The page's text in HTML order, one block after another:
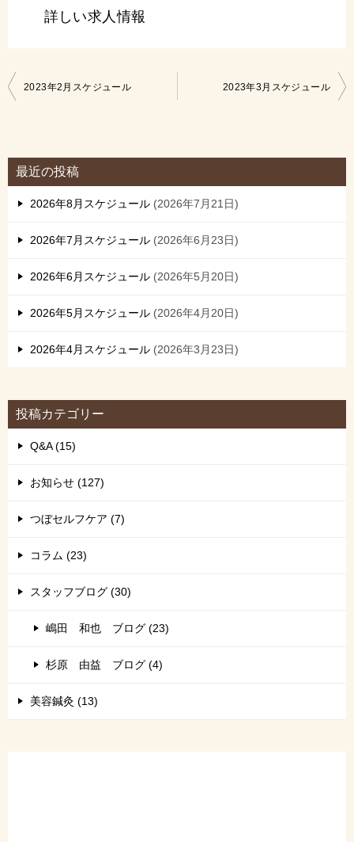
詳しい求人情報
投
ビ
ゲ
ー
シ
2023年2月スケジュール 2023年3月スケジュール
最近の投稿
2026年8月スケジュール 2026年7月21日
2026年7月スケジュール 2026年6月23日
2026年6月スケジュール 2026年5月20日
2026年5月スケジュール 2026年4月20日
2026年4月スケジュール 2026年3月23日
投稿カテゴリー
Q&A (15)
お知らせ (127)
つぼセルフケア (7)
コラム (23)
スタッフブログ (30)
嶋田 和也 ブログ (23)
杉原 由益 ブログ (4)
美容鍼灸 (13)